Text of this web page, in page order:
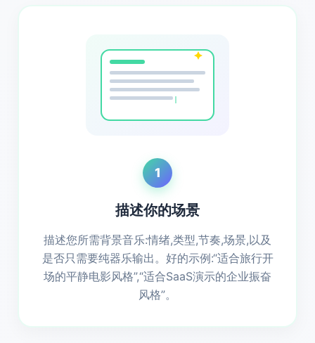
1
描述你的场景
描述您所需背景音乐:情绪,类型,节奏,场景,以及
是否只需要纯器乐输出。好的示例:“适合旅行开
场的平静电影风格”,“适合SaaS演示的企业振奋
风格”。